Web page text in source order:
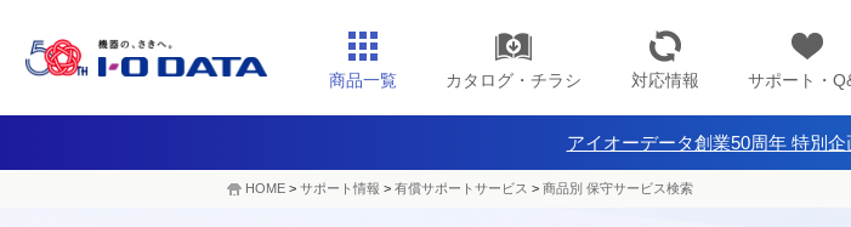
商品一覧 カタログ・チラシ 対応情報 サポート・
アイオーデータ創業50周年 特別
HOME > サポート情報 > 有償サポートサービス > 商品別 保守サービス検索